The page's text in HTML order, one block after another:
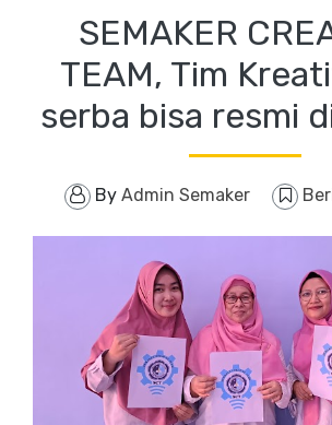
SEMAKER
TEAM, Tim
serba bisa resmi
By Admin Semaker